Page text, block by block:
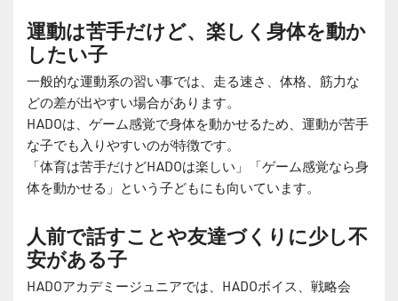
運動は苦手だけど、楽しく身体を動か
したい子
一般的な運動系の習い事では、走る速さ、体格、筋力な
どの差が出やすい場合があります。
HADOは、ゲーム感覚で身体を動かせるため、運動が苦手
な子でも入りやすいのが特徴です。
「体育は苦手だけどHADOは楽しい」「ゲーム感覚なら身
体を動かせる」という子どもにも向いています。
人前で話すことや友達づくりに少し不
安がある子
HADOアカデミージュニアでは、HADOボイス、戦略会